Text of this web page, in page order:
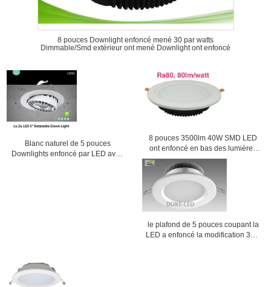
8 pouces Downlight enfoncé mené 30 par watts
Dimmable/Smd extérieur ont mené Downlight ont enfoncé
Blanc naturel de 5 pouces
Downlights enfoncé par LED avec
8 pouces 3500lm 40W SMD LED
ont enfoncé en bas des lumières
avec le côté coupé 210mm
le plafond de 5 pouces coupant la
LED a enfoncé la modification 30w